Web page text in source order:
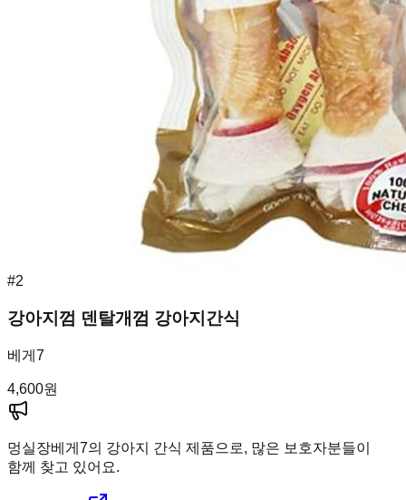
#2
강아지껌 덴탈개껌 강아지간식
베게7
4,600원
멍실장베게7의 강아지 간식 제품으로, 많은 보호자분들이
함께 찾고 있어요.